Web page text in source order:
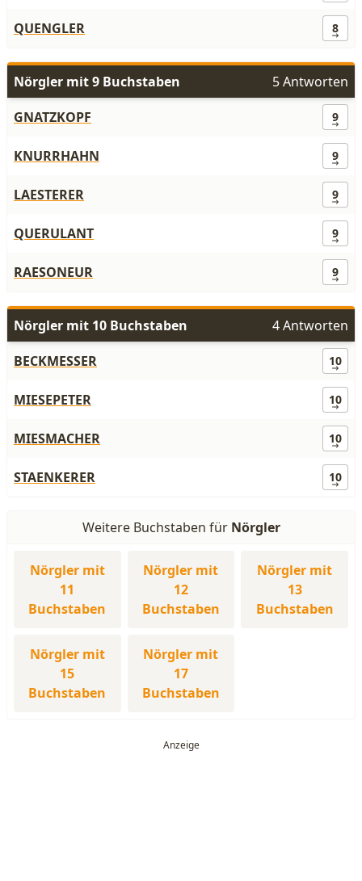
QUENGLER 8
Nörgler mit 9 Buchstaben
5 Antworten
GNATZKOPF
9
KNURRHAHN 9
LAESTERER 9
QUERULANT 9
RAESONEUR 9
Nörgler mit 10 Buchstaben
4 Antworten
BECKMESSER
10
MIESEPETER 10
MIESMACHER 10
STAENKERER 10
Weitere Buchstaben für Nörgler
Nörgler mit
11
Buchstaben
Nörgler mit
12
Buchstaben
Nörgler mit
13
Buchstaben
Nörgler mit
15
Buchstaben
Nörgler mit
17
Buchstaben